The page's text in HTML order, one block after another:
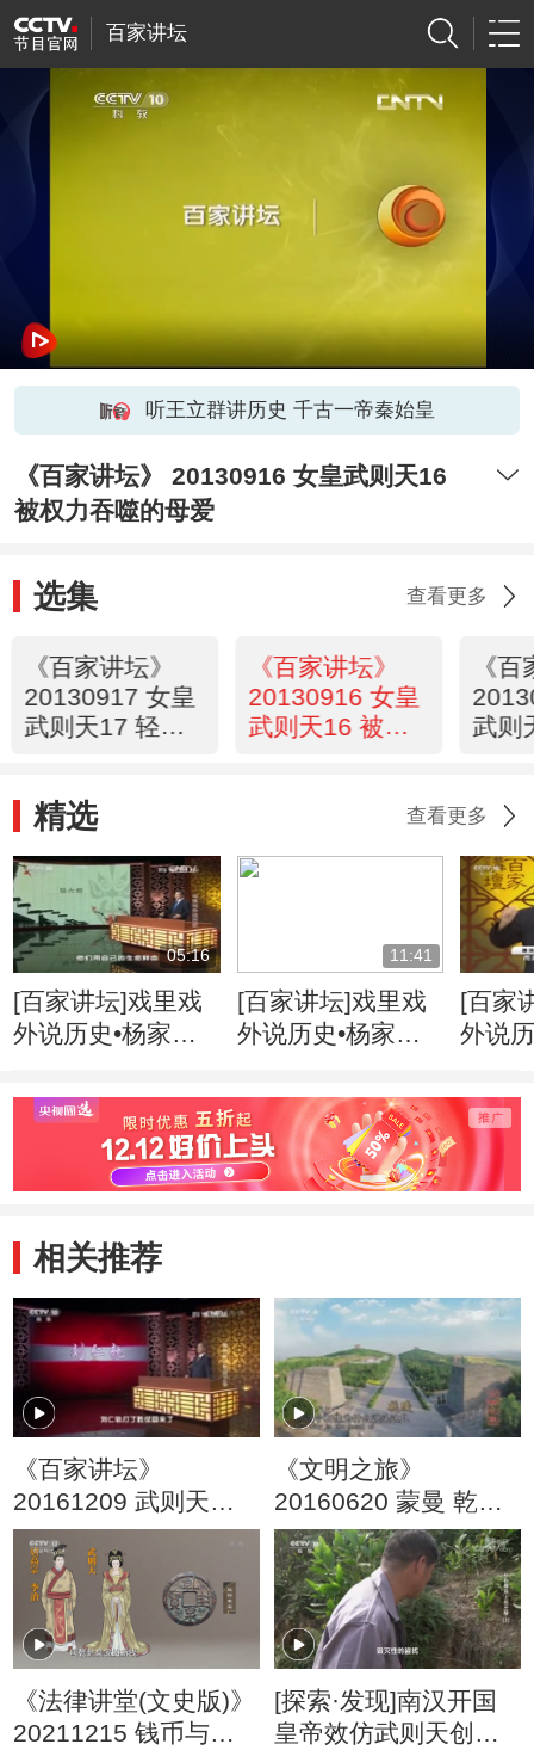
百家讲坛
听王立群讲历史 千古一帝秦始皇
《百家讲坛》 20130916 女皇武则天16
被权力吞噬的母爱
选集 查看更多
《百家讲坛》
20130917 女皇
武则天17 轻松
《百家讲坛》
20130916 女皇
武则天16 被权
《
武则
精选 查看更多
05:16
[百家讲坛]戏里戏
外说历史•杨家将
11:41
[百家讲坛]戏里戏
外说历史•杨家将
[百家
外说
相关推荐
《百家讲坛》
20161209 武则天
（15）帝后之争
《文明之旅》
20160620 蒙曼 乾陵
里的大唐盛世
《法律讲堂(文史版)》
20211215 钱币与王
[探索·发现]南汉开国
皇帝效仿武则天创造